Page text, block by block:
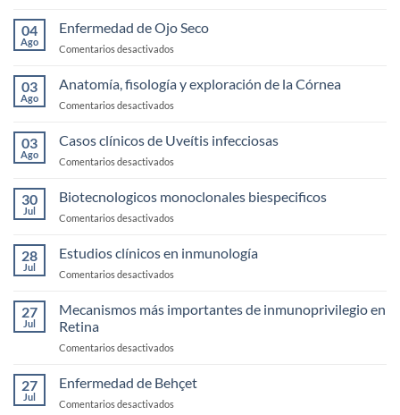
04
Ago
Enfermedad de Ojo Seco
Comentarios desactivados
Ojo
Seco
03
Ago
Anatomía, fisología y exploración de la Córnea
Comentarios desactivados
fisología
exploración
la
03
Ago
Casos clínicos de Uveítis infecciosas
Comentarios desactivados
clínicos
Uveítis
30
Jul
Biotecnologicos monoclonales biespecificos
Comentarios desactivados
monoclonales
28
Jul
Estudios clínicos en inmunología
Comentarios desactivados
en
27
Jul
Mecanismos más importantes de inmunoprivilegio en
Retina
Comentarios desactivados
importantes
de
27
Jul
Enfermedad de Behçet
Comentarios desactivados